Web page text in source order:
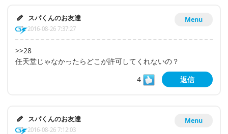
Menu
スパくんのお友達
2016-08-26 7:37:27
>>28
任天堂じゃなかったらどこが許可してくれないの？
4
返信
Menu
スパくんのお友達
2016-08-26 7:12:03